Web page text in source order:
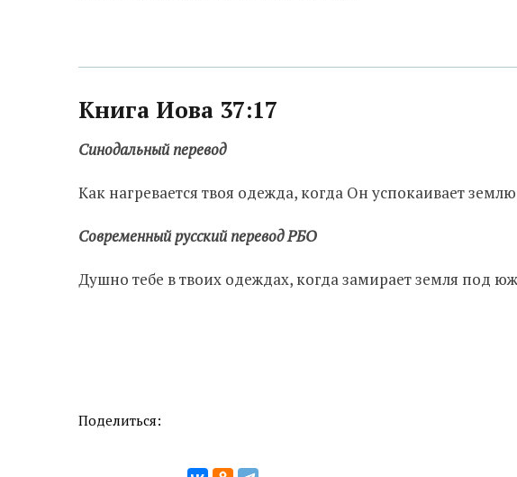
Книга Иова 37:17
Синодальный перевод
Как нагревается твоя одежда, когда Он успокаивает
Современный русский перевод РБО
Душно тебе в твоих одеждах, когда замирает земля под
Поделиться: